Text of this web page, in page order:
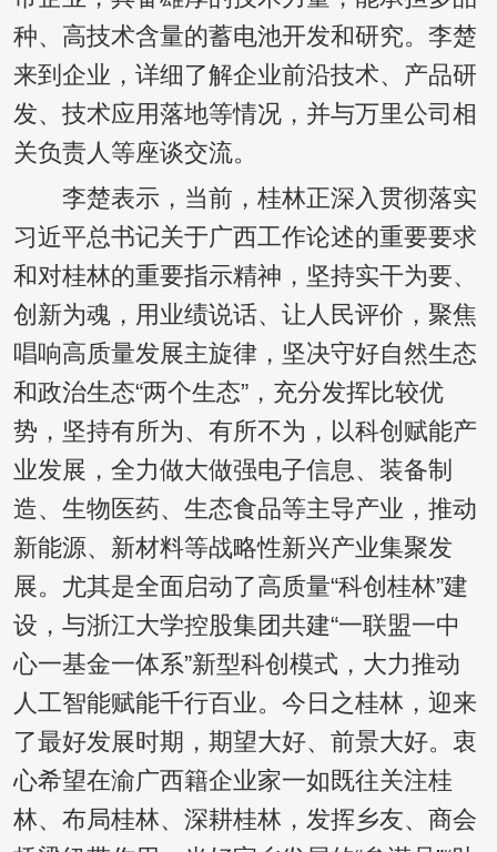
种、高技术含量的蓄电池开发和研究。李楚
来到企业，详细了解企业前沿技术、产品研
发、技术应用落地等情况，并与万里公司相
关负责人等座谈交流。
李楚表示，当前，桂林正深入贯彻落实
习近平总书记关于广西工作论述的重要要求
和对桂林的重要指示精神，坚持实干为要、
创新为魂，用业绩说话、让人民评价，聚焦
唱响高质量发展主旋律，坚决守好自然生态
和政治生态“两个生态”，充分发挥比较优
势，坚持有所为、有所不为，以科创赋能产
业发展，全力做大做强电子信息、装备制
造、生物医药、生态食品等主导产业，推动
新能源、新材料等战略性新兴产业集聚发
展。尤其是全面启动了高质量“科创桂林”建
设，与浙江大学控股集团共建“一联盟一中
心一基金一体系”新型科创模式，大力推动
人工智能赋能千行百业。今日之桂林，迎来
了最好发展时期，期望大好、前景大好。衷
心希望在渝广西籍企业家一如既往关注桂
林、布局桂林、深耕桂林，发挥乡友、商会